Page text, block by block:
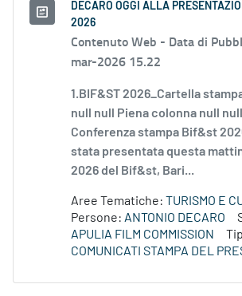
DECARO OGGI ALLA
2026
Contenuto Web - Data di
mar-2026 15.22
1.BIF&ST 2026_Cartella
null null Piena colonna null null
Conferenza stampa Bif&st
stata presentata questa
2026 del Bif&st, Bari...
Aree Tematiche: TURISMO E
Persone: ANTONIO DECARO
APULIA FILM COMMISSION
COMUNICATI STAMPA DEL